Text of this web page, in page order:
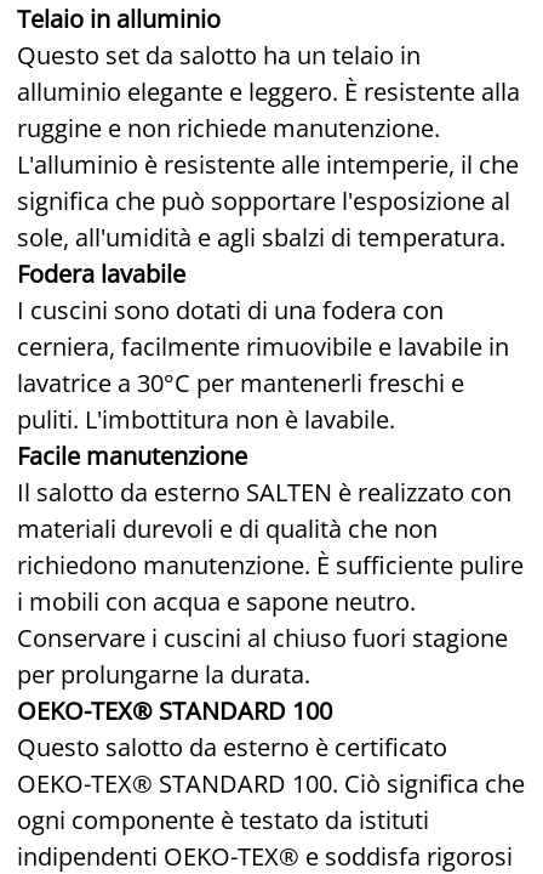
Telaio in alluminio
Questo set da salotto ha un telaio in
alluminio elegante e leggero. È resistente alla
ruggine e non richiede manutenzione.
L'alluminio è resistente alle intemperie, il che
significa che può sopportare l'esposizione al
sole, all'umidità e agli sbalzi di temperatura.
Fodera lavabile
I cuscini sono dotati di una fodera con
cerniera, facilmente rimuovibile e lavabile in
lavatrice a 30°C per mantenerli freschi e
puliti. L'imbottitura non è lavabile.
Facile manutenzione
Il salotto da esterno SALTEN è realizzato con
materiali durevoli e di qualità che non
richiedono manutenzione. È sufficiente pulire
i mobili con acqua e sapone neutro.
Conservare i cuscini al chiuso fuori stagione
per prolungarne la durata.
OEKO-TEX® STANDARD 100
Questo salotto da esterno è certificato
OEKO-TEX® STANDARD 100. Ciò significa che
ogni componente è testato da istituti
indipendenti OEKO-TEX® e soddisfa rigorosi